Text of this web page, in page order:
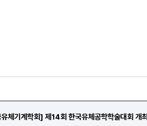
체기계학회] 제14회 한국유체공학학술대회 개최